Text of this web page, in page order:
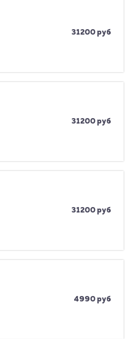
31200 руб
31200 руб
31200 руб
4990 руб